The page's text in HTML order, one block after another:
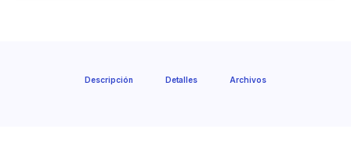
Descripción Detalles Archivos